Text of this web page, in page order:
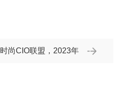
时尚CIO联盟，2023年